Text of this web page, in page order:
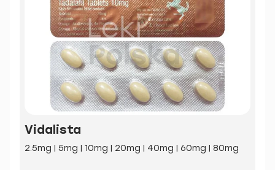
Vidalista
2.5mg | 5mg | 10mg | 20mg | 40mg | 60mg | 80mg